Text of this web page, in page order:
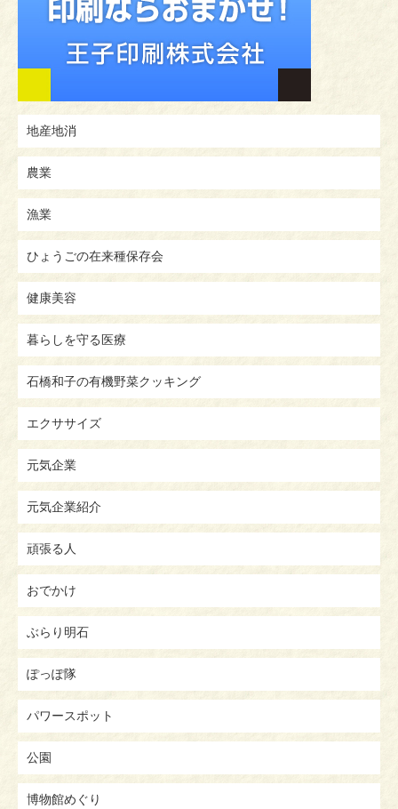
地産地消
農業
漁業
ひょうごの在来種保存会
健康美容
暮らしを守る医療
石橋和子の有機野菜クッキング
エクササイズ
元気企業
元気企業紹介
頑張る人
おでかけ
ぶらり明石
ぽっぽ隊
パワースポット
公園
博物館めぐり